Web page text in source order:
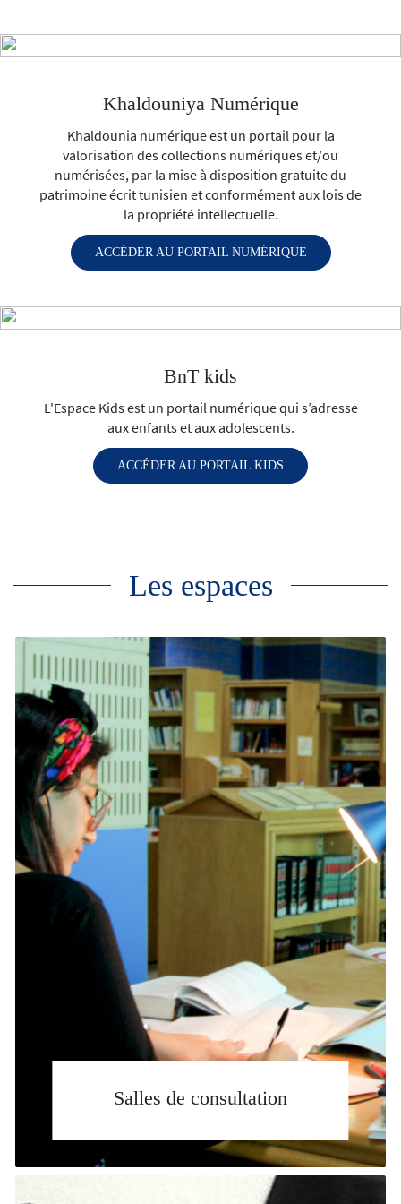
Khaldouniya Numérique
Khaldounia numérique est un portail pour la
valorisation des collections numériques et/ou
numérisées, par la mise à disposition gratuite du
patrimoine écrit tunisien et conformément aux lois de
la propriété intellectuelle.
ACCÉDER AU PORTAIL NUMÉRIQUE
BnT kids
L'Espace Kids est un portail numérique qui s’adresse
aux enfants et aux adolescents.
ACCÉDER AU PORTAIL KIDS
Les espaces
Salles de consultation